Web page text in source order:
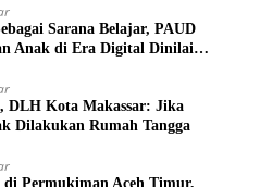
Sarana Belajar, PAUD
Anak di Era Digital Dinilai
DLH Kota Makassar: Jika
Dilakukan Rumah Tangga
Permukiman Aceh Timur,